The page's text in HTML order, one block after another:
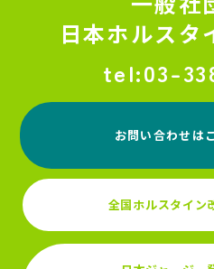
日本ホルスタ
03-
お問い合わせは
全国ホルスタイン